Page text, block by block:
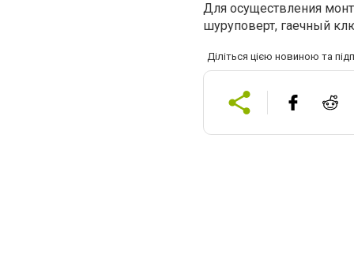
Для осуществления
шуруповерт, гаечный
Діліться цією новиною та